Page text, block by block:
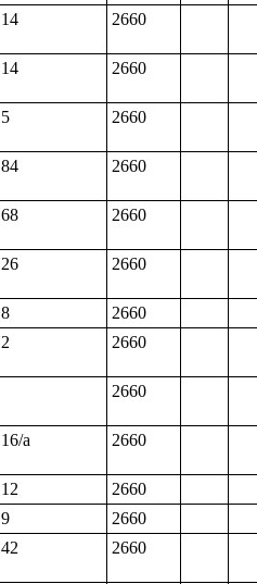
14 2660
14 2660
5 2660
84 2660
68 2660
26 2660
8
2660
2 2660
2660
16/a 2660
12
2660
9
2660
42 2660